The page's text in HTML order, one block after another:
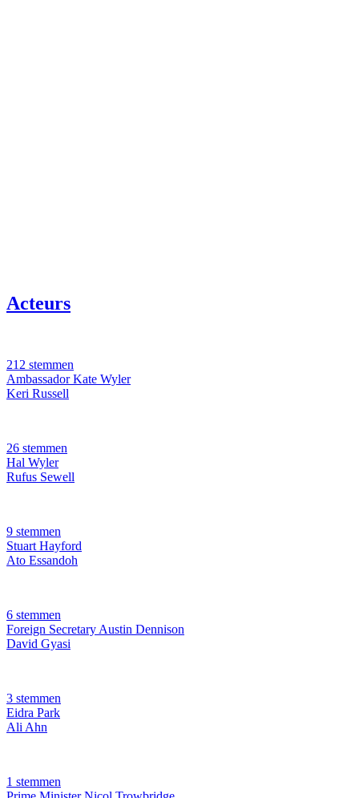
Acteurs
212 stemmen
Ambassador Kate Wyler
Keri Russell
26 stemmen
Hal Wyler
Rufus Sewell
9 stemmen
Stuart Hayford
Ato Essandoh
6 stemmen
Foreign Secretary Austin Dennison
David Gyasi
3 stemmen
Eidra Park
Ali Ahn
1 stemmen